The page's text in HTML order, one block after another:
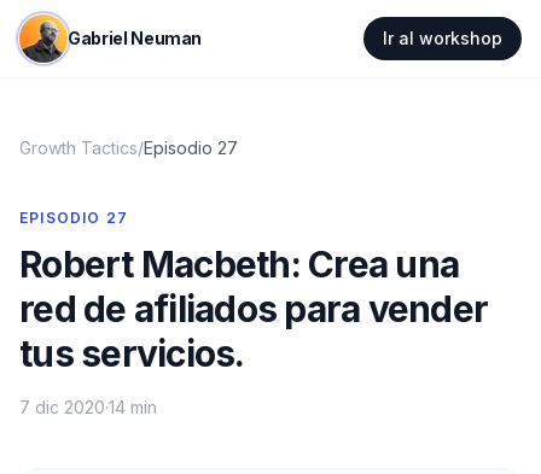
Gabriel Neuman Ir al workshop
Growth Tactics/Episodio 27
EPISODIO 27
Robert Macbeth: Crea una
red de afiliados para vender
tus servicios.
7 dic 2020·14 min